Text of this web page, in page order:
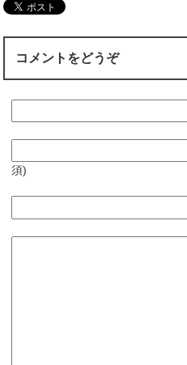
コメントをどうぞ
須)